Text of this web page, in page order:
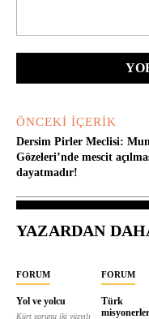
ÖNCEKI İÇERIK
Dersim Pirler Meclisi:
Gözeleri’nde mescit
dayatmadır!
YAZARDAN
FORUM
Yol ve yolcu
Kürt sorunu iki yüzyılı
FORUM
Türk